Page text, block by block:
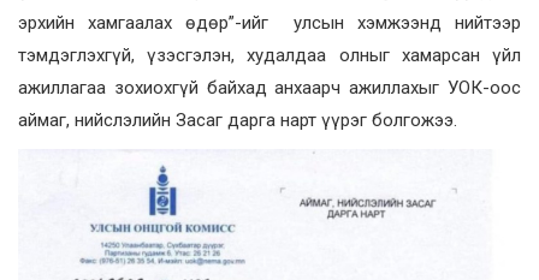
эрхийн хамгаалах өдөр”-ийг улсын хэмжээнд нийтээр
тэмдэглэхгүй, үзэсгэлэн, худалдаа олныг хамарсан үйл
ажиллагаа зохиохгүй байхад анхаарч ажиллахыг УОК-оос
аймаг, нийслэлийн Засаг дарга нарт үүрэг болгожээ.